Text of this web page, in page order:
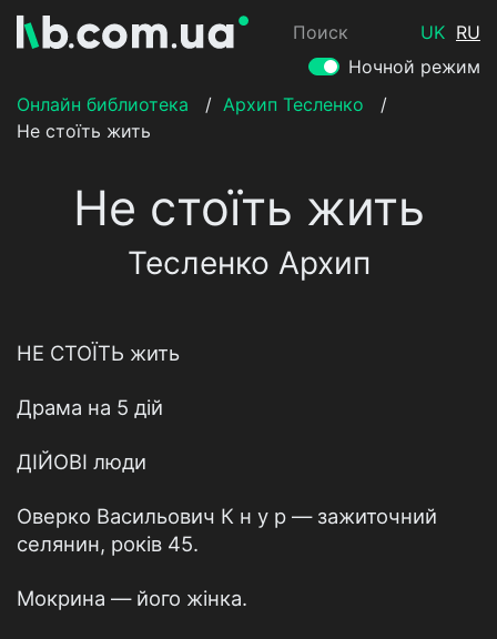
Поиск UK RU
Ночной режим
Онлайн библиотека
/ Архип Тесленко
/
Не стоїть жить
Не стоїть жить
Тесленко Архип
НЕ СТОЇТЬ жить
Драма на 5 дій
ДІЙОВІ люди
Оверко Васильович К н у р — зажиточний
селянин, років 45.
Мокрина — його жінка.